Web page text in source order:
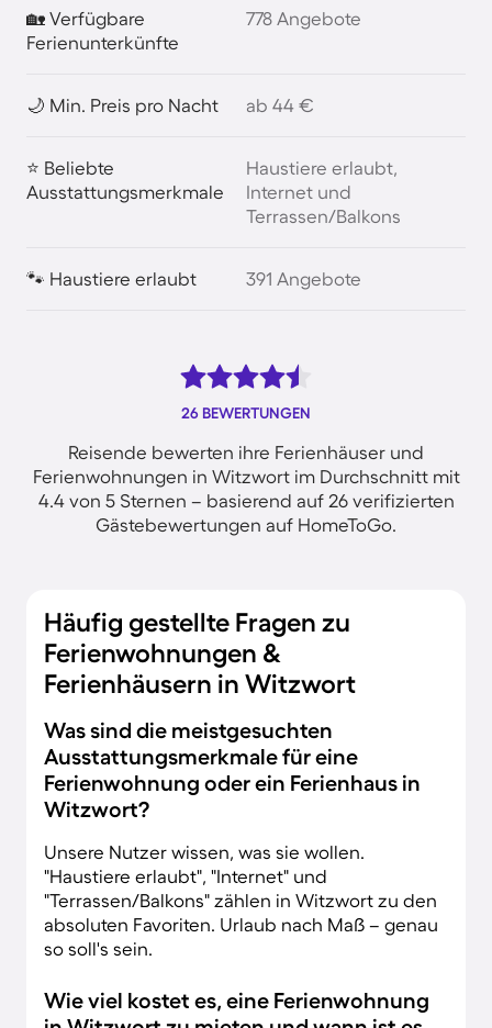
🏡 Verfügbare
Ferienunterkünfte
778 Angebote
🌙 Min. Preis pro Nacht ab 44 €
⭐ Beliebte
Ausstattungsmerkmale
Haustiere erlaubt,
Internet und
Terrassen/Balkons
🐾 Haustiere erlaubt 391 Angebote
26 BEWERTUNGEN
Reisende bewerten ihre Ferienhäuser und
Ferienwohnungen in Witzwort im Durchschnitt mit
4.4 von 5 Sternen – basierend auf 26 verifizierten
Gästebewertungen auf HomeToGo.
Häufig gestellte Fragen zu
Ferienwohnungen &
Ferienhäusern in Witzwort
Was sind die meistgesuchten
Ausstattungsmerkmale für eine
Ferienwohnung oder ein Ferienhaus in
Witzwort?
Unsere Nutzer wissen, was sie wollen.
"Haustiere erlaubt", "Internet" und
"Terrassen/Balkons" zählen in Witzwort zu den
absoluten Favoriten. Urlaub nach Maß – genau
so soll's sein.
Wie viel kostet es, eine Ferienwohnung